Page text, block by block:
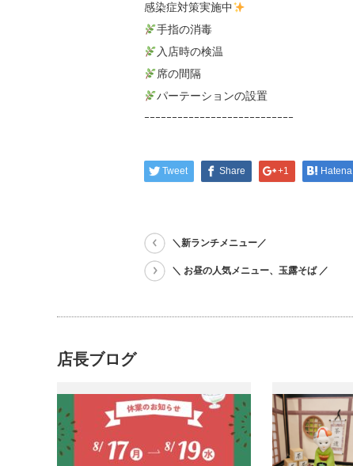
感染症対策実施中
手指の消毒
入店時の検温
席の間隔
パーテーションの設置
ｰｰｰｰｰｰｰｰｰｰｰｰｰｰｰｰｰｰｰｰｰｰｰｰｰｰｰ
Tweet Share +1 Hatena
＼新ランチメニュー／
＼ お昼の人気メニュー、玉露そば ／
店長ブログ